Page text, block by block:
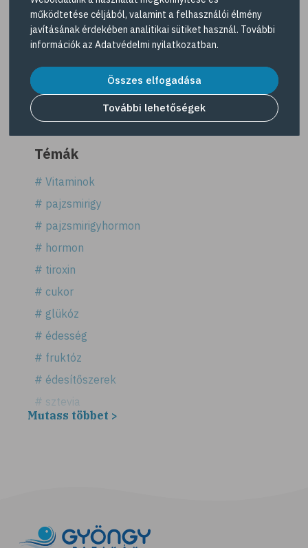
Az 5 leggyakoribb tévhit a nátháról
3 perc olvasás - 2021. november 27.
Témák
# Vitaminok
# pajzsmirigy
# pajzsmirigyhormon
# hormon
# tiroxin
# cukor
# glükóz
# édesség
# fruktóz
# édesítőszerek
# sztevia
# fogadalom
# célkitűzés
Mutass többet >
működtetése céljából, valamint a felhasználói élmény
javításának érdekében analitikai sütiket használ. További
információk az Adatvédelmi nyilatkozatban.
Összes elfogadása
További lehetőségek